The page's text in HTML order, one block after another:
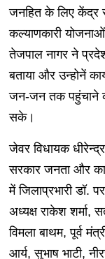
जनहित के लिए केंद्र
कल्याणकारी
तेजपाल नागर ने
बताया और उन्होनें
जन-जन तक पहुंचाने
सके।
जेवर विधायक
सरकार जनता और
में जिलाप्रभारी डॉ.
अध्यक्ष राकेश शर्मा,
विमला बाथम, पूर्व
आर्य, सुभाष भाटी,